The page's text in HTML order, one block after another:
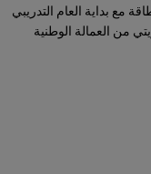
مع بداية العام التدريبي